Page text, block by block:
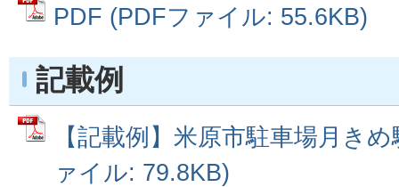
PDF (PDFファイル: 55.6KB)
記載例
【記載例】米原市駐車場月き
ァイル: 79.8KB)